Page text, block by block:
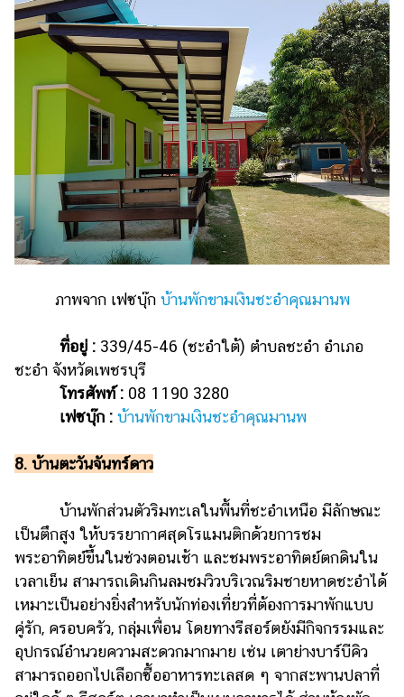
ภาพจาก เฟซบุ๊ก บ้านพักขามเงินชะอำคุณมานพ
ที่อยู่ : 339/45-46 (ชะอำใต้) ตำบลชะอำ อำเภอ
ชะอำ จังหวัดเพชรบุรี
โทรศัพท์ : 08 1190 3280
เฟซบุ๊ก : บ้านพักขามเงินชะอำคุณมานพ
8. บ้านตะวันจันทร์ดาว
บ้านพักส่วนตัวริมทะเลในพื้นที่ชะอำเหนือ มีลักษณะ
เป็นตึกสูง ให้บรรยากาศสุดโรแมนติกด้วยการชม
พระอาทิตย์ขึ้นในช่วงตอนเช้า และชมพระอาทิตย์ตกดินใน
เวลาเย็น สามารถเดินกินลมชมวิวบริเวณริมชายหาดชะอำได้
เหมาะเป็นอย่างยิ่งสำหรับนักท่องเที่ยวที่ต้องการมาพักแบบ
คู่รัก, ครอบครัว, กลุ่มเพื่อน โดยทางรีสอร์ตยังมีกิจกรรมและ
อุปกรณ์อำนวยความสะดวกมากมาย เช่น เตาย่างบาร์บีคิว
สามารถออกไปเลือกซื้ออาหารทะเลสด ๆ จากสะพานปลาที่